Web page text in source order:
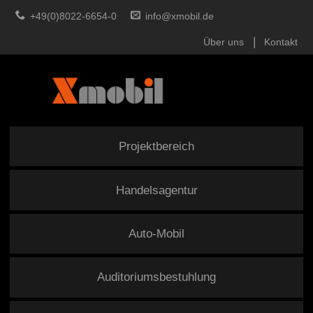
+49(0)8022-6654-0 info@xmobil.de
Über uns Kontakt
Projektbereich
Handelsagentur
Auto-Mobil
Auditoriumsbestuhlung